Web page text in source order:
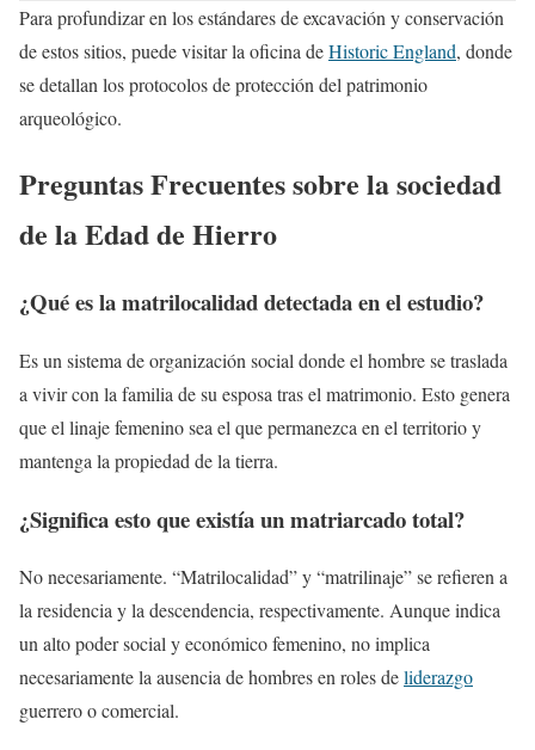
Para profundizar en los estándares de excavación y conservación
de estos sitios, puede visitar la oficina deHistoric England, donde
se detallan los protocolos de protección del patrimonio
arqueológico.
Preguntas Frecuentes sobre la sociedad
de la Edad de Hierro
¿Qué es la matrilocalidad detectada en el estudio?
Es un sistema de organización social donde el hombre se traslada
a vivir con la familia de su esposa tras el matrimonio. Esto genera
que el linaje femenino sea el que permanezca en el territorio y
mantenga la propiedad de la tierra.
¿Significa esto que existía un matriarcado total?
No necesariamente. “Matrilocalidad” y “matrilinaje” se refieren a
la residencia y la descendencia, respectivamente. Aunque indica
un alto poder social y económico femenino, no implica
necesariamente la ausencia de hombres en roles deliderazgo
guerrero o comercial.